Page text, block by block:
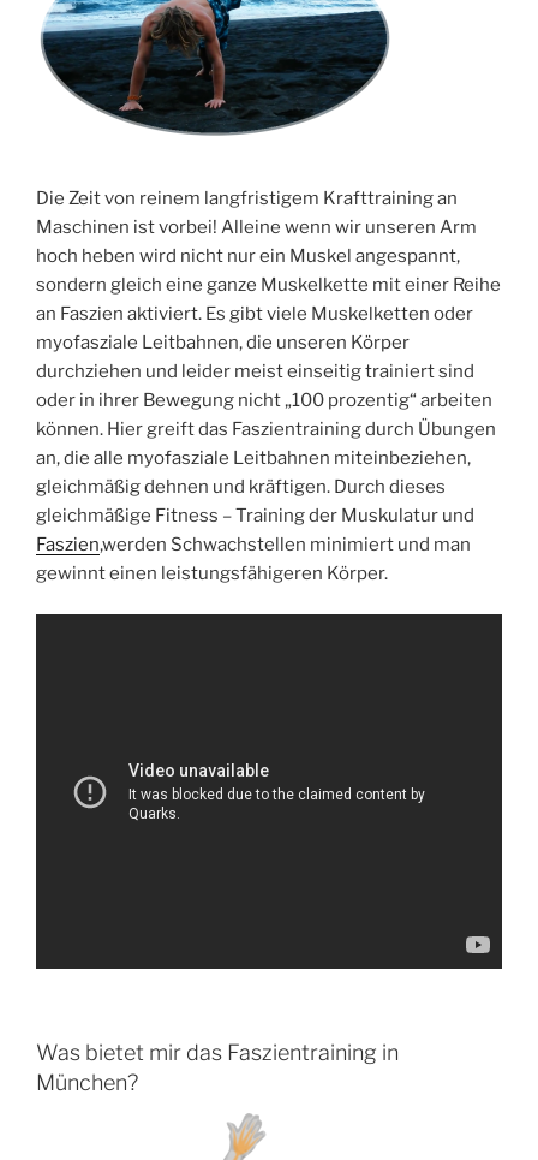
Die Zeit von reinem langfristigem Krafttraining an
Maschinen ist vorbei! Alleine wenn wir unseren Arm
hoch heben wird nicht nur ein Muskel angespannt,
sondern gleich eine ganze Muskelkette mit einer Reihe
an Faszien aktiviert. Es gibt viele Muskelketten oder
myofasziale Leitbahnen, die unseren Körper
durchziehen und leider meist einseitig trainiert sind
oder in ihrer Bewegung nicht „100 prozentig“ arbeiten
können. Hier greift das Faszientraining durch Übungen
an, die alle myofasziale Leitbahnen miteinbeziehen,
gleichmäßig dehnen und kräftigen. Durch dieses
gleichmäßige Fitness – Training der Muskulatur und
Faszien,werden Schwachstellen minimiert und man
gewinnt einen leistungsfähigeren Körper.
Was bietet mir das Faszientraining in
München?